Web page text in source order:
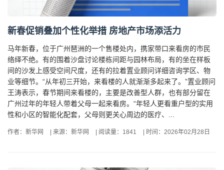
新春促销叠加个性化举措 房地产市场添活力
马年新春，位于广州琶洲的一个售楼处内，携家带口来看房的市民
络绎不绝。有的围着沙盘讨论楼栋间距与园林布局，有的坐在样板
间的沙发上感受空间尺度，还有的拉着置业顾问详细咨询学区、物
业等细节。“从年初三开始，来看楼的人就渐渐多起来了。”置业顾问
王涛表示，春节期间来看楼的，主要是改善型人群，也有部分留在
广州过年的年轻人带着父母一起来看房。“年轻人更看重户型的实用
性和小区的智能化配套，父母则更关心周边的医疗、...
作者：新华网 来源：新华网 阅读量：1841 时间：2026年02月28日